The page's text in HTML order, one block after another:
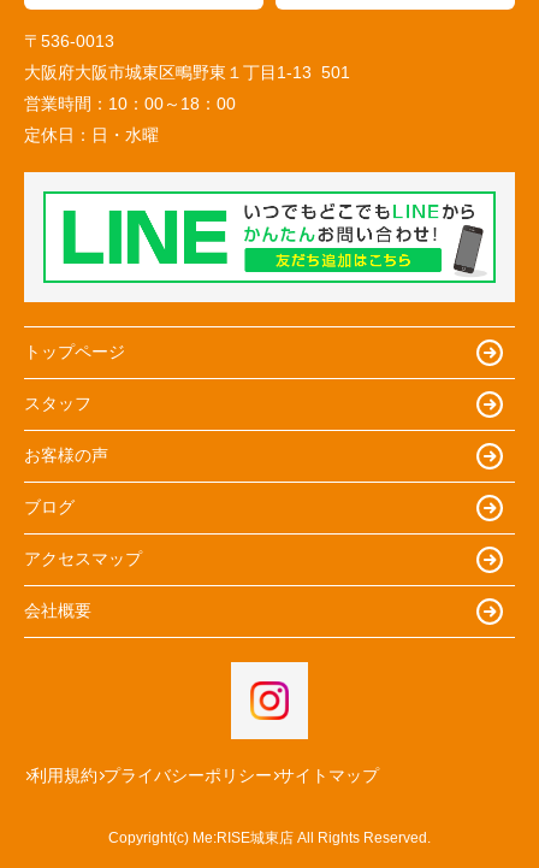
〒536-0013
大阪府大阪市城東区鴫野東１丁目1-13 501
営業時間： 10：00～18：00
定休日： 日・水曜
トップページ
スタッフ
お客様の声
ブログ
アクセスマップ
会社概要
利用規約 プライバシーポリシー サイトマップ
Copyright(c) Me:RISE城東店 All Rights Reserved.